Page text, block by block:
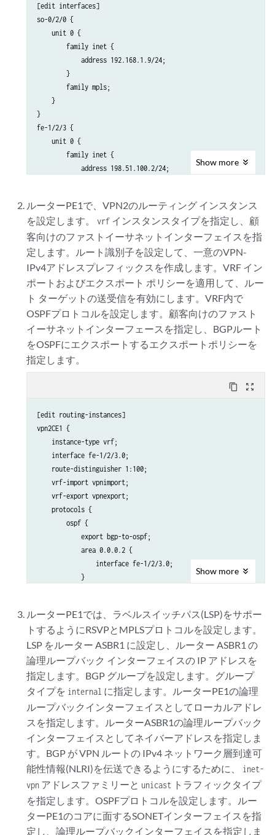
[edit interfaces]
so-0/2/0 {
    unit 0 {
        family inet {
            address 192.168.1.9/24;
        }
        family mpls;
    }
}
fe-1/2/3 {
    unit 0 {
        family inet {
            address 198.51.100.2/24;
    }
}
lo0 {
    unit 0 {
        family inet {
            address 192.0.2.2/32;
        }
    }
}
Show more
ルーターPE1で、VPN2のルーティング インスタンス
を設定します。vrf インスタンスタイプを指定し、顧
客向けのファストイーサネットインターフェイスを指
定します。ルート識別子を設定して、一意のVPN-
IPv4アドレスプレフィックスを作成します。VRF イン
ポートおよびエクスポート ポリシーを適用して、ルー
ト ターゲットの送受信を有効にします。VRF内で
OSPFプロトコルを設定します。顧客向けのファスト
イーサネットインターフェースを指定し、BGPルート
をOSPFにエクスポートするエクスポートポリシーを
指定します。
content_copy zoom_out_map
[edit routing-instances]
vpn2CE1 {
    instance-type vrf;
    interface fe-1/2/3.0;
    route-distinguisher 1:100;
    vrf-import vpnimport;
    vrf-export vpnexport;
    protocols {
        ospf {
            export bgp-to-ospf;
            area 0.0.0.2 {
                interface fe-1/2/3.0;
            }
}
Show more
ルーターPE1では、ラベルスイッチパス(LSP)をサポー
トするようにRSVPとMPLSプロトコルを設定します。
LSP をルーター ASBR1 に設定し、ルーター ASBR1 の
論理ループバック インターフェイスの IP アドレスを
指定します。BGP グループを設定します。グループ
タイプを internal に指定します。ルーターPE1の論理
ループバックインターフェイスとしてローカルアドレ
スを指定します。ルーターASBR1の論理ループバック
インターフェイスとしてネイバーアドレスを指定しま
す。BGP が VPN ルートの IPv4 ネットワーク層到達可
能性情報(NLRI)を伝送できるようにするために、 inet-
vpn アドレスファミリーと unicast トラフィックタイプ
を指定します。OSPFプロトコルを設定します。ルー
ターPE1のコアに面するSONETインターフェイスを指
定し、論理ループバックインターフェイスを指定しま